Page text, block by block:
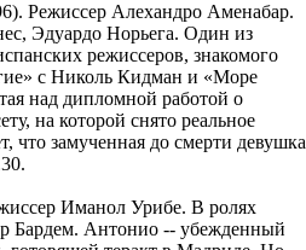
Режиссер Алехандро Аменабар.
Эдуардо Норьега. Один из
режиссеров, знакомого
с Николь Кидман и «Море
над дипломной работой о
на которой снято реальное
что замученная до смерти девушка
Иманол Урибе. В ролях
Бардем. Антонио -- убежденный